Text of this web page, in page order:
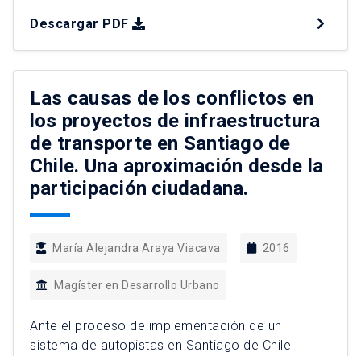
involucrado la creación de áreas mixtas
orientadas a los servicios bajo el boom de la
construcción. Los mayores cambios
estructurales se han venido presentando en
barrios tradicionales, en […]
Descargar PDF
Las causas de los conflictos en
los proyectos de infraestructura
de transporte en Santiago de
Chile. Una aproximación desde la
participación ciudadana.
María Alejandra Araya Viacava 2016
Magíster en Desarrollo Urbano
Ante el proceso de implementación de un
sistema de autopistas en Santiago de Chile